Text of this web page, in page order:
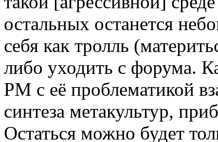
остальных останется
себя как тролль
либо уходить с форума.
РМ с её проблематикой
синтеза метакультур,
Остаться можно будет